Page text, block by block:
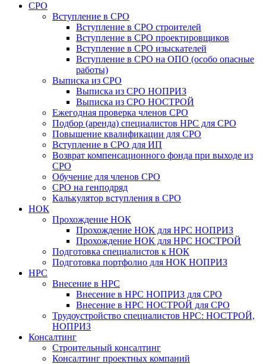
СРО
Вступление в СРО
Вступление в СРО строителей
Вступление в СРО проектировщиков
Вступление в СРО изыскателей
Вступление в СРО на ОПО (особо опасные
работы)
Выписка из СРО
Выписка из СРО НОПРИЗ
Выписка из СРО НОСТРОЙ
Ежегодная проверка членов СРО
Подбор (аренда) специалистов НРС для СРО
Повышение квалификации для СРО
Вступление в СРО для ИП
Возврат компенсационного фонда при выходе из
СРО
Обучение для членов СРО
СРО на генподряд
Калькулятор вступления в СРО
НОК
Прохождение НОК
Прохождение НОК для НРС НОПРИЗ
Прохождение НОК для НРС НОСТРОЙ
Подготовка специалистов к НОК
Подготовка портфолио для НОК НОПРИЗ
НРС
Внесение в НРС
Внесение в НРС НОПРИЗ для СРО
Внесение в НРС НОСТРОЙ для СРО
Трудоустройство специалистов НРС: НОСТРОЙ,
НОПРИЗ
Консалтинг
Строительный консалтинг
Консалтинг проектных компаний